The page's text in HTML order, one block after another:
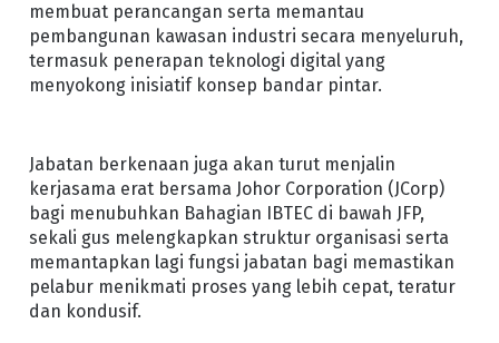
membuat perancangan serta memantau
pembangunan kawasan industri secara menyeluruh,
termasuk penerapan teknologi digital yang
menyokong inisiatif konsep bandar pintar.
Jabatan berkenaan juga akan turut menjalin
kerjasama erat bersama Johor Corporation (JCorp)
bagi menubuhkan Bahagian IBTEC di bawah JFP,
sekali gus melengkapkan struktur organisasi serta
memantapkan lagi fungsi jabatan bagi memastikan
pelabur menikmati proses yang lebih cepat, teratur
dan kondusif.